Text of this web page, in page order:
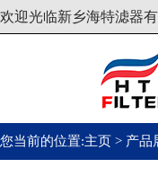
欢迎光临新乡海特滤器
您当前的位置:主页 > 产品